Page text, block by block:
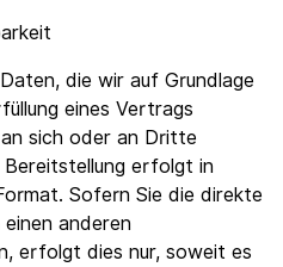
die wir auf Grundlage
eines Vertrags
sich oder an Dritte
Bereitstellung erfolgt in
Sofern Sie die direkte
anderen
erfolgt dies nur, soweit es